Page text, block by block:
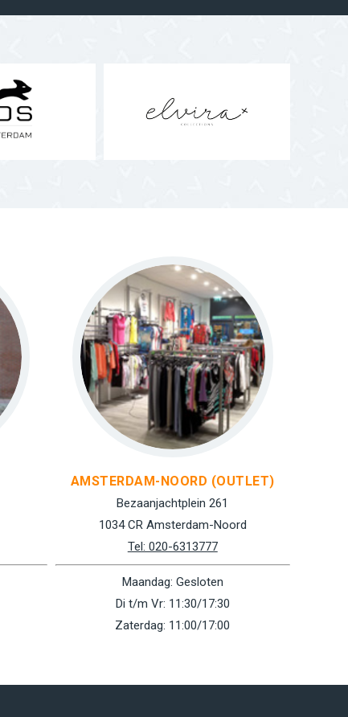
AMSTERDAM-NOORD (OUTLET)
Bezaanjachtplein 261
1034 CR Amsterdam-Noord
Tel: 020-6313777
Maandag: Gesloten
Di t/m Vr: 11:30/17:30
Zaterdag: 11:00/17:00